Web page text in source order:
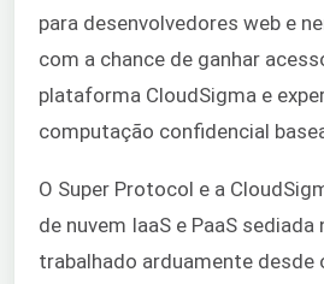
para desenvolvedores web e
com a chance de ganhar
plataforma CloudSigma e
computação confidencial
O Super Protocol e a
de nuvem IaaS e PaaS sediada
trabalhado arduamente desde